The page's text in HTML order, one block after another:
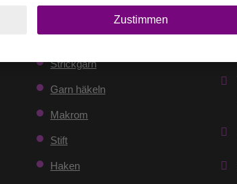
Produkte
Strickgarn
Garn häkeln
Makrom
Stift
Haken
Zustimmen